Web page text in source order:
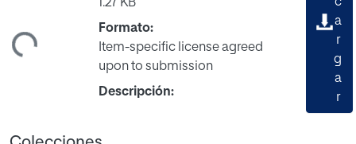
1.27 KB
Formato:
Item-specific license agreed
upon to submission
Descripción:
c
a
r
g
a
r